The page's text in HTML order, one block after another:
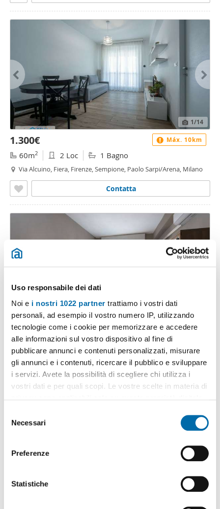
Uso responsabile dei dati
Noi e i nostri 1022 partner trattiamo i vostri dati
personali, ad esempio il vostro numero IP, utilizzando
tecnologie come i cookie per memorizzare e accedere
alle informazioni sul vostro dispositivo al fine di
pubblicare annunci e contenuti personalizzati, misurare
gli annunci e i contenuti, ricercare il pubblico e sviluppare
i servizi. Avete la possibilità di scegliere chi utilizza i
vostri dati e per quali scopi. Le vostre scelte in materia di
modificare o revocare il proprio consenso in qualsiasi
momento dalla Dichiarazione sui cookie o facendo clic
raccogliere informazioni sulla tua posizione
geografica, con un'approssimazione di qualche
Necessari
Preferenze
Statistiche
1/14
1.300€
60m2 2 Loc 1 Bagno
Via Alcuino, Fiera, Firenze, Sempione, Paolo Sarpi/Arena, Milano
Contatta
Máx. 10km
1
1.300€
60m 2 Loc 1 Bagno
Via Alcuino, Fiera, Firenze, Sempione, Paolo Sarpi/Arena, Milano
Contatta